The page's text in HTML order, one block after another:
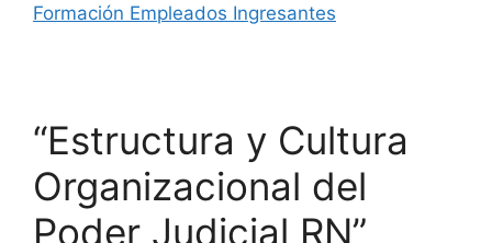
Formación Empleados Ingresantes
“Estructura y Cultura
Organizacional del
Poder Judicial RN”